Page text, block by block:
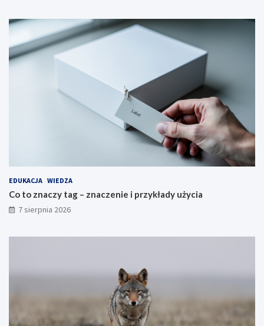
EDUKACJA WIEDZA
Co to znaczy tag – znaczenie i przykłady użycia
7 sierpnia 2026